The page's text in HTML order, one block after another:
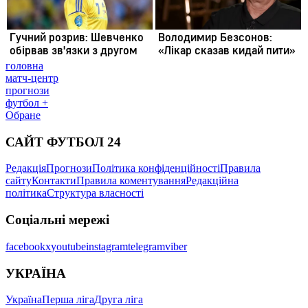
головна
матч-центр
прогнози
футбол +
Обране
САЙТ ФУТБОЛ 24
РедакціяПрогнозиПолітика конфіденційностіПравила
сайтуКонтактиПравила коментуванняРедакційна
політикаСтруктура власності
Соціальні мережі
facebookxyoutubeinstagramtelegramviber
УКРАЇНА
УкраїнаПерша лігаДруга ліга